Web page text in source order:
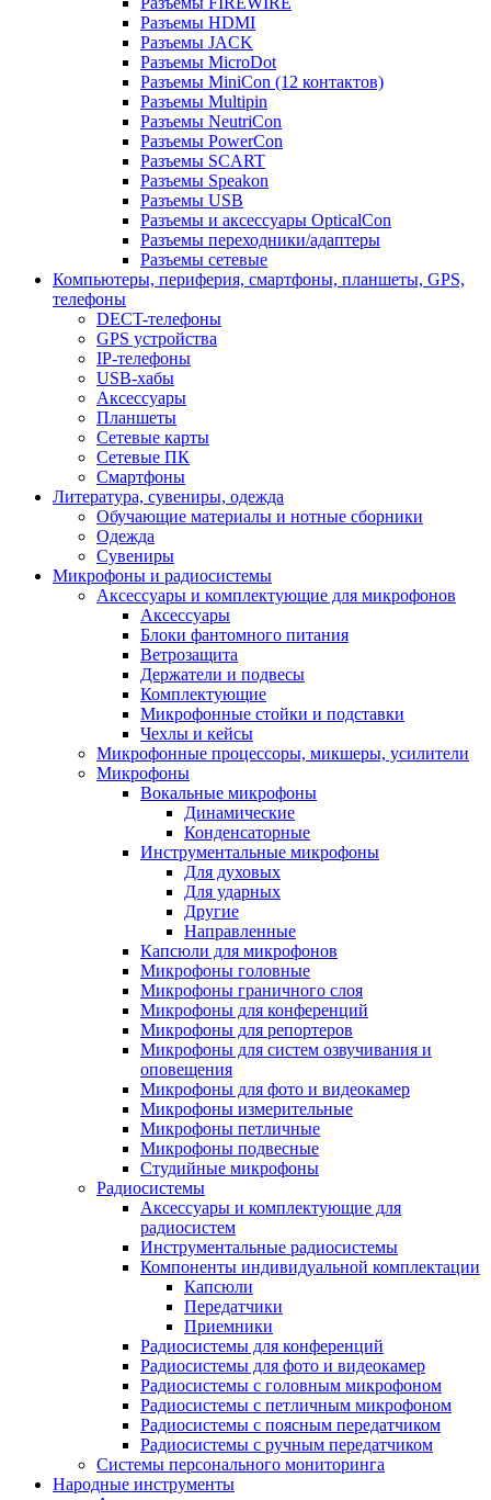
Разъемы HDMI
Разъемы JACK
Разъемы MicroDot
Разъемы MiniCon (12 контактов)
Разъемы Multipin
Разъемы NeutriCon
Разъемы PowerCon
Разъемы SCART
Разъемы Speakon
Разъемы USB
Разъемы и аксессуары OpticalCon
Разъемы переходники/адаптеры
Разъемы сетевые
Компьютеры, периферия, смартфоны, планшеты, GPS,
телефоны
DECT-телефоны
GPS устройства
IP-телефоны
USB-хабы
Аксессуары
Планшеты
Сетевые карты
Сетевые ПК
Смартфоны
Литература, сувениры, одежда
Обучающие материалы и нотные сборники
Одежда
Сувениры
Микрофоны и радиосистемы
Аксессуары и комплектующие для микрофонов
Аксессуары
Блоки фантомного питания
Ветрозащита
Держатели и подвесы
Комплектующие
Микрофонные стойки и подставки
Чехлы и кейсы
Микрофонные процессоры, микшеры, усилители
Микрофоны
Вокальные микрофоны
Динамические
Конденсаторные
Инструментальные микрофоны
Для духовых
Для ударных
Другие
Направленные
Капсюли для микрофонов
Микрофоны головные
Микрофоны граничного слоя
Микрофоны для конференций
Микрофоны для репортеров
Микрофоны для систем озвучивания и
оповещения
Микрофоны для фото и видеокамер
Микрофоны измерительные
Микрофоны петличные
Микрофоны подвесные
Студийные микрофоны
Радиосистемы
Аксессуары и комплектующие для
радиосистем
Инструментальные радиосистемы
Компоненты индивидуальной комплектации
Капсюли
Передатчики
Приемники
Радиосистемы для конференций
Радиосистемы для фото и видеокамер
Радиосистемы с головным микрофоном
Радиосистемы с петличным микрофоном
Радиосистемы с поясным передатчиком
Радиосистемы с ручным передатчиком
Системы персонального мониторинга
Народные инструменты